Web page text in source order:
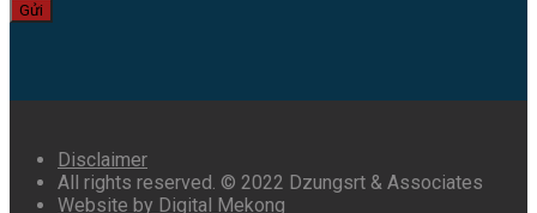
Gửi
Disclaimer
All rights reserved. © 2022 Dzungsrt & Associates
Website by Digital Mekong